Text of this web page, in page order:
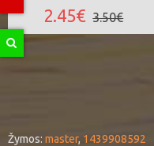
2.45€ 3.50€
Žymos: master, 1439908592